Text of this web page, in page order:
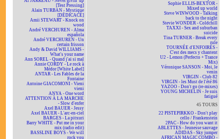
[Test Pressing]
Alain TURBAN - Mystique
[DÉDICACÉ]
Amii STEWART - Knock on
wood
André VERCHUREN - Alma
española
André VERCHUREN - Un
certain frisson
Andy & David WILLIAMS -
What's your name
Ann SOREL - Quand j'ai si mal
Annie CORDY - Le rock à
Médor [White Label]
ANTAR - Les Fables de la
Fontaine
Antoine GIACOMONI - Vieni
vieni
ANYA - One word
ATTENTION À LA MARCHE
- Slow d'enfer
Axel BAUER - Jessy
Axel BAUER - L'arc-en-ciel
BARGES - La pitxuri
Barry WHITE - Put me in your
mix (radio edit)
BASSLINE BOYS - We will
rock you
Sophie ELLIS-BEXTOR -
Mixed up world
Steve WINWOOD - Talking
back to the night
Stevie WONDER - Coldchill
TAXXI - Sex and suburban
suicide
Tina TURNER - Break every
rule
TOURNÉE d'ENFOIRÉS -
C'est des mecs y chantent
U2 - Lemon (Perfecto + Trance
Mix)
Véronique SANSON - Moi, le
venin
VIRGIN - Club 82
VIRGIN - les Must de l'été 86
YAZOO - Don't go (re-mixes)
YOUNG MICHELIN - Je suis
fatigué
45 TOURS
22 PISTEPIRKKO - Don't play
cello / Frankenstein
2PAC - How do you want it
ABLETTES - Jeunesse sauvage
ADIDAS - Sky jumper
AFRICAN MAGIC COMBO -